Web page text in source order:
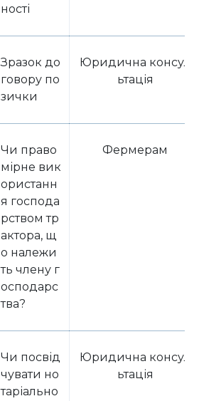
ності
Зразок до
говору по
зички
Юридична консул
ьтація
Чи право
мірне вик
ористанн
я господа
рством тр
актора, щ
о належи
ть члену г
осподарс
тва?
Фермерам
Чи посвід
чувати но
таріально
Юридична консул
ьтація